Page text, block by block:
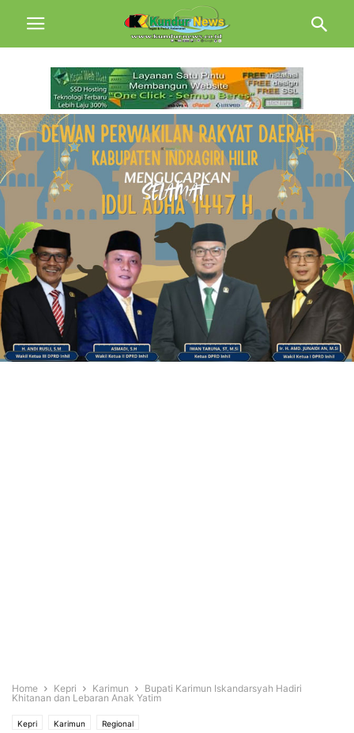
Home Kepri Karimun
Bupati Karimun Iskandarsyah Hadiri
Khitanan dan Lebaran Anak Yatim
Kepri Karimun Regional